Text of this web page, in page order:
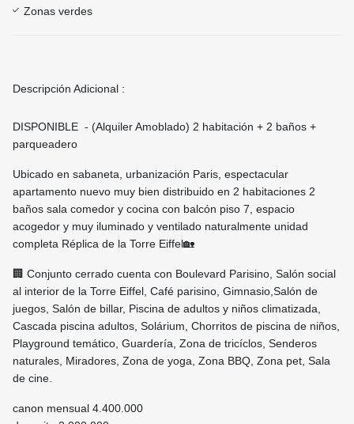
Zonas verdes
Descripción Adicional :
DISPONIBLE - (Alquiler Amoblado) 2 habitación + 2 baños +
parqueadero
Ubicado en sabaneta, urbanización Paris, espectacular
apartamento nuevo muy bien distribuido en 2 habitaciones 2
baños sala comedor y cocina con balcón piso 7, espacio
acogedor y muy iluminado y ventilado naturalmente unidad
completa Réplica de la Torre Eiffel🏡
🏢 Conjunto cerrado cuenta con Boulevard Parisino, Salón social
al interior de la Torre Eiffel, Café parisino, Gimnasio,Salón de
juegos, Salón de billar, Piscina de adultos y niños climatizada,
Cascada piscina adultos, Solárium, Chorritos de piscina de niños,
Playground temático, Guardería, Zona de tricíclos, Senderos
naturales, Miradores, Zona de yoga, Zona BBQ, Zona pet, Sala
de cine.
canon mensual 4.400.000